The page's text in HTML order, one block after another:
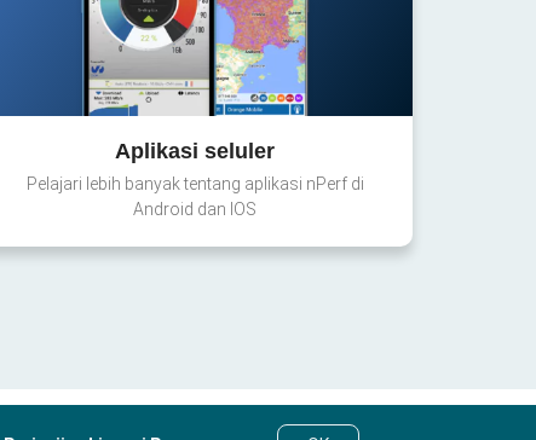
Aplikasi seluler
Pelajari lebih banyak tentang aplikasi nPerf di
Android dan IOS